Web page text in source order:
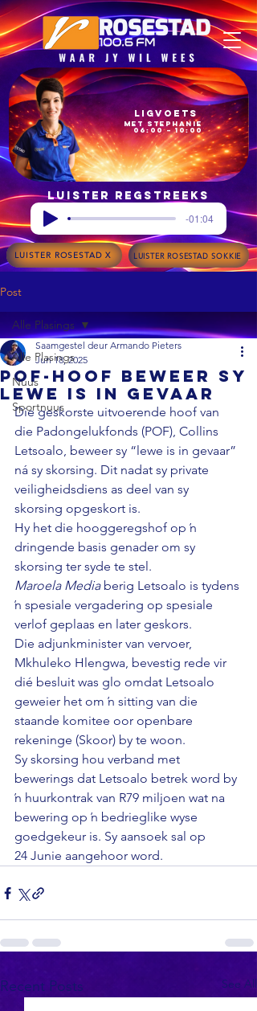
06:00 – 10:00
met Stephanie
Ligvoets
Luister regstreeks
-01:04
LUISTER ROSESTAD X LUISTER ROSESTAD SOKKIE
Post
Alle Plasings
Nuus
Sportnuus
Alle Plasings
POF-hoof beweer sy
lewe is in gevaar
Saamgestel deur Armando Pieters
Jun 18, 2025
Die geskorste uitvoerende hoof van
die Padongelukfonds (POF), Collins
Letsoalo, beweer sy “lewe is in gevaar”
ná sy skorsing. Dit nadat sy private
veiligheidsdiens as deel van sy
skorsing opgeskort is.
Hy het die hooggeregshof op ŉ
dringende basis genader om sy
skorsing ter syde te stel.
Maroela Media berig Letsoalo is tydens
ŉ spesiale vergadering op spesiale
verlof geplaas en later geskors.
Die adjunkminister van vervoer,
Mkhuleko Hlengwa, bevestig rede vir
dié besluit was glo omdat Letsoalo
geweier het om ŉ sitting van die
staande komitee oor openbare
rekeninge (Skoor) by te woon.
Sy skorsing hou verband met
bewerings dat Letsoalo betrek word by
ŉ huurkontrak van R79 miljoen wat na
bewering op ŉ bedrieglike wyse
goedgekeur is. Sy aansoek sal op
24 Junie aangehoor word.
Recent Posts See All